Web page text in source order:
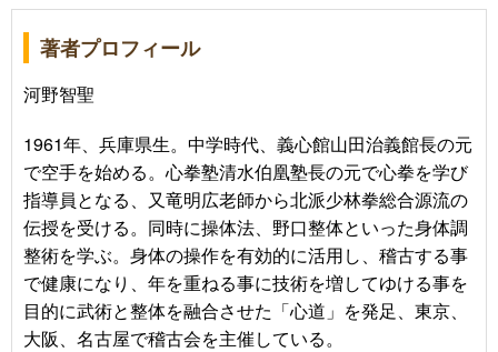
著者プロフィール
河野智聖
1961年、兵庫県生。中学時代、義心館山田治義館長の元
で空手を始める。心拳塾清水伯凰塾長の元で心拳を学び
指導員となる、又竜明広老師から北派少林拳総合源流の
伝授を受ける。同時に操体法、野口整体といった身体調
整術を学ぶ。身体の操作を有効的に活用し、稽古する事
で健康になり、年を重ねる事に技術を増してゆける事を
目的に武術と整体を融合させた「心道」を発足、東京、
大阪、名古屋で稽古会を主催している。